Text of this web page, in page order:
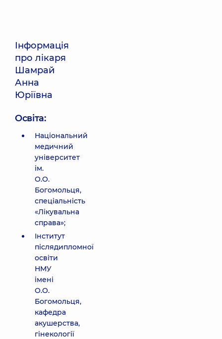
Інформація
про лікаря
Шамрай
Анна
Юріївна
Освіта:
Національний
медичний
університет
ім.
О.О.
Богомольця,
спеціальність
«Лікувальна
справа»;
Інститут
післядипломної
освіти
НМУ
імені
О.О.
Богомольця,
кафедра
акушерства,
гінекології